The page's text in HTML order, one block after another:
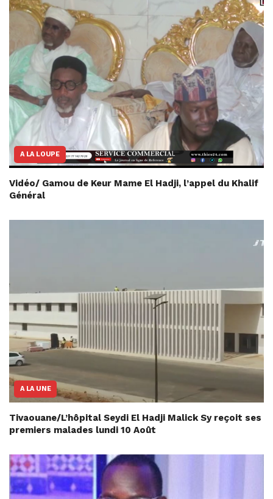
A LA LOUPE
Vidéo/ Gamou de Keur Mame El Hadji, l’appel du Khalif
Général
A LA UNE
Tivaouane/L’hôpital Seydi El Hadji Malick Sy reçoit ses
premiers malades lundi 10 Août